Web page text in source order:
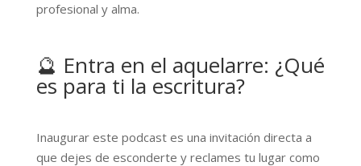
profesional y alma.
🔮 Entra en el aquelarre: ¿Qué
es para ti la escritura?
Inaugurar este podcast es una invitación directa a
que dejes de esconderte y reclames tu lugar como